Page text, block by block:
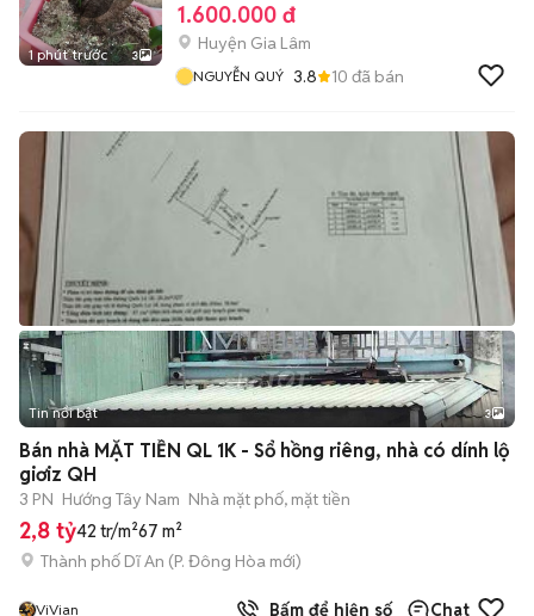
1 phút trước 3
1.600.000 đ
Huyện Gia Lâm
NGUYỄN QUÝ 3.8 10 đã bán
Tin nổi bật 3
Bán nhà MẶT TIỀN QL 1K - Sổ hồng riêng, nhà có dính lộ
giơiz QH
3 PN Hướng Tây Nam Nhà mặt phố, mặt tiền
2,8 tỷ42 tr/m²67 m²
Thành phố Dĩ An (P. Đông Hòa mới)
ViVian Bấm để hiện số Chat